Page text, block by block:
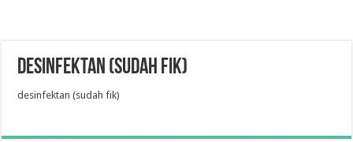
desinfektan (sudah fik)
desinfektan (sudah fik)